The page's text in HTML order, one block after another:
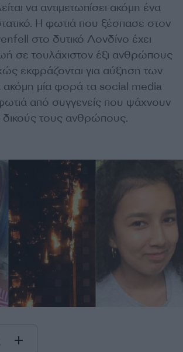
να αντιμετωπίσει ακόμη ένα
Η φωτιά που ξέσπασε στον
στο δυτικό Λονδίνο έχει
σε τουλάχιστον έξι ανθρώπους
εκφράζονται για αύξηση των
ακόμη μία φορά τα social media
από συγγενείς που ψάχνουν
δικούς τους ανθρώπους.